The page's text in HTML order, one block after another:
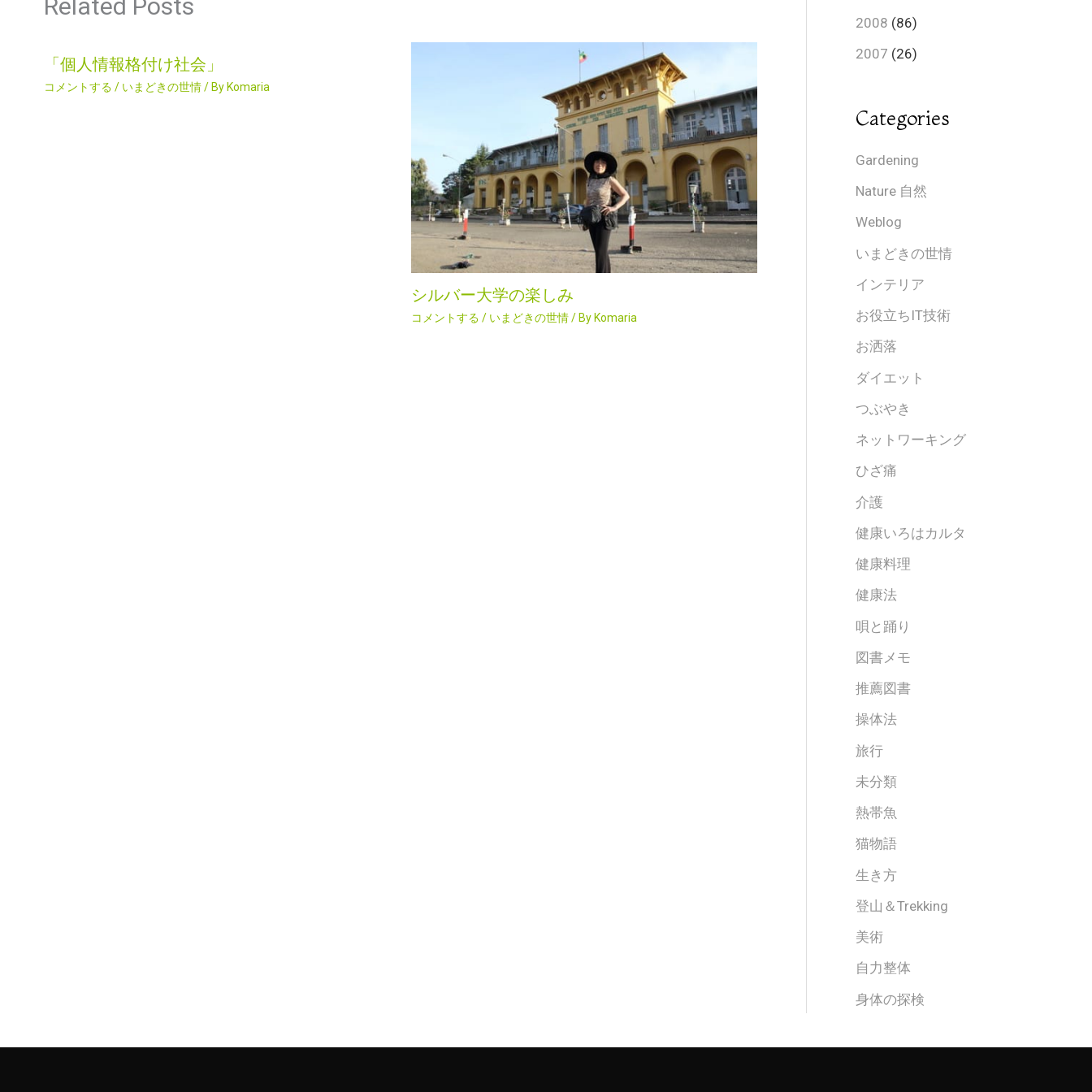
Related Posts
「個人情報格付け社会」
コメントする / いまどきの世情/ By Komaria
シルバー大学の楽しみ
コメントする / いまどきの世情/ By Komaria
2008 (86)
2007 (26)
Categories
Gardening
Nature 自然
Weblog
いまどきの世情
インテリア
お役立ちIT技術
お洒落
ダイエット
つぶやき
ネットワーキング
ひざ痛
介護
健康いろはカルタ
健康料理
健康法
唄と踊り
図書メモ
推薦図書
操体法
旅行
未分類
熱帯魚
猫物語
生き方
登山＆Trekking
美術
自力整体
身体の探検